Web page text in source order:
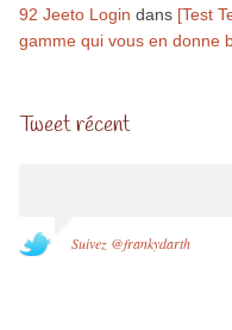
92 Jeeto Login dans [Test
gamme qui vous en donne
Tweet récent
Suivez @frankydarth